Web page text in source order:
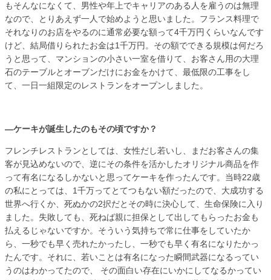
もそんなになくて、男性や年上でキャリアのある人を雇うのは無理
なので、とりあえず一人で始めようと思いました。フランス料理で
それなりのお店をやるのに通常必要な額って4千万円くらいなんです
けど、結局借りられたお金は1千万円。その額でできる規模は何だろ
うと思って、マンションの小さい一室を借りて、お客さん用の大理
石のテーブルとオーブンだけにお金をかけて、最低限の工事をし
て、一日一組限定のレストランをオープンしました。
—ケーキが誕生したのもその頃ですか？
フレンチレストランとしては、女性だし若いし、まだお客さんの集
客が見込めないので、逆にその条件を活かしたオリジナル商品を作
って有名になるしかないと思ってケーキを作ったんです。当時22歳
の私にとっては、1千万ってとてつもない額だったので、大成功する
世界へ行くか、死ぬかの2択だとその時に決心して、生命保険に入り
ました。失敗しても、死ねば親に担保として出してもらったお金も
払えるじゃないですか。そういう気持ちで常に仕事をしていたか
ら、一秒でも早く売れたかったし、一秒でも早く有名になりたかっ
たんです。それに、若いことは有名になった瞬間武器になるってい
うのはわかってたので、 その面白い存在にいかにしてなるかってい